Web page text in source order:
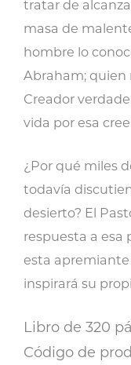
Nómada
cantidad
tratar de
masa de
hombre lo
Abraham; quien
Creador
vida por esa
¿Por qué miles
todavía
desierto? El
respuesta a esa
esta
inspirará su
Libro de 320
Código de